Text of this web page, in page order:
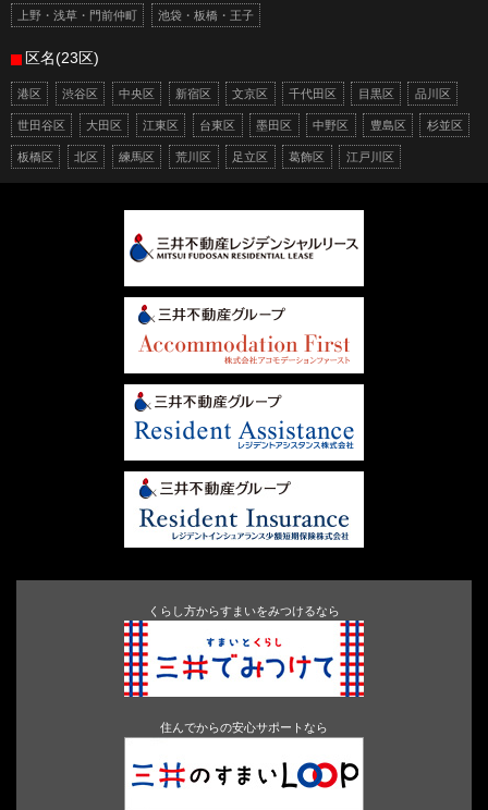
上野・浅草・門前仲町 池袋・板橋・王子
区名(23区)
港区 渋谷区 中央区 新宿区 文京区 千代田区 目黒区 品川区
世田谷区 大田区 江東区 台東区 墨田区 中野区 豊島区 杉並区
板橋区 北区 練馬区 荒川区 足立区 葛飾区 江戸川区
くらし方からすまいをみつけるなら
住んでからの安心サポートなら